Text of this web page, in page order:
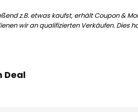
z.B. etwas kaufst, erhält Coupon &
wir an qualifizierten Verkäufen. Dies
Deal